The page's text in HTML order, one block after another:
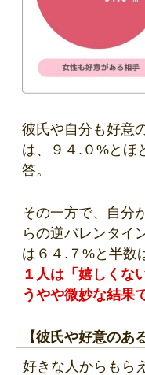
彼氏や自分も好意
は、９４.０%とほ
答。
その一方で、自分
らの逆バレンタイ
は６４.７%と半数
１人は「嬉しくな
うやや微妙な結果
【彼氏や好意のあ
好きな人からもら